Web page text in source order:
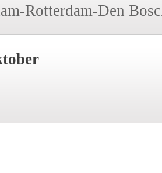
Rotterdam-Den